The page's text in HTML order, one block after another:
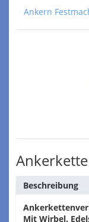
Ankern
Beschreibung
Mit Wirbel.